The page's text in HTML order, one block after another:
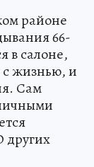
районе
66-
в салоне,
с жизнью, и
Сам
других